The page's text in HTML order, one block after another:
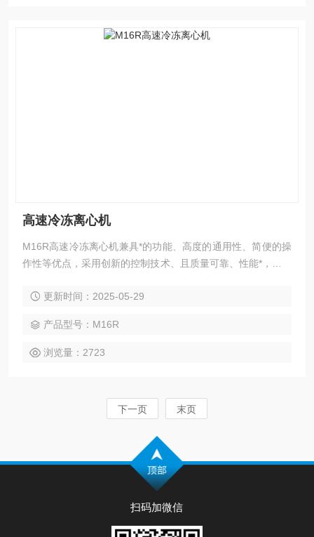
高速冷冻离心机
M16R高速冷冻离心机兼具*的功能、高度的通用性、简便的操
作性等优点，采用创新的控制技术、且质量可靠、性能*，而广
学研究以及工业实验室的常规分析，在遗传基因、蛋白核酸以
更新时间：2025-05-29
产品型号：M16R
浏览量：2723
下一页 末页
扫码加微信